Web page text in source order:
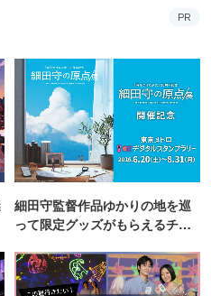
PR
細田守監督作品ゆかりの地を巡
って限定グッズがもらえるチャ